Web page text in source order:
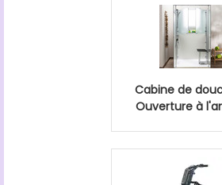
Cabine de
Ouverture à